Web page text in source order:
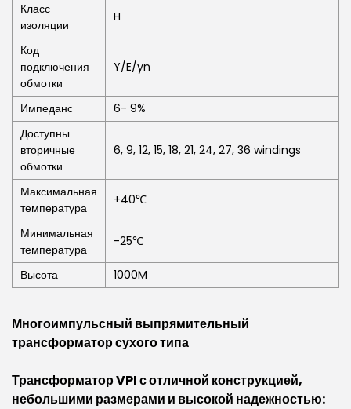
Класс
изоляции
H
Код
подключения
обмотки
Y/E/yn
Импеданс
6- 9%
Доступны
вторичные
обмотки
6, 9, 12, 15, 18, 21, 24, 27, 36 windings
Максимальная
температура
+40℃
Минимальная
температура
-25℃
Высота 1000M
Многоимпульсный выпрямительный
трансформаторсухоготипа
Трансформатор VPI с отличной конструкцией,
небольшими размерами и высокой надежностью: